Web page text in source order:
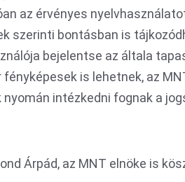
az érvényes
szerinti bontásban is
bejelentse az általa
fényképesek is lehetnek, az
nyomán intézkedni fognak a
Árpád, az MNT elnöke is